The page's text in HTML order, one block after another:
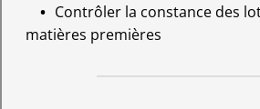
Contrôler la constance des
matières premières